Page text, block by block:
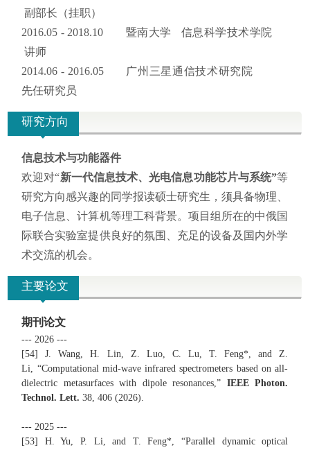
副部长（挂职）
2016.05 - 2018.10 暨南大学 信息科学技术学院
讲师
2014.06 - 2016.05 广州三星通信技术研究院
先任研究员
研究方向
信息技术与功能器件
欢迎对“新一代信息技术、光电信息功能芯片与系统”等
研究方向感兴趣的同学报读硕士研究生，须具备物理、
电子信息、计算机等理工科背景。项目组所在的中俄国
际联合实验室提供良好的氛围、充足的设备及国内外学
术交流的机会。
主要论文
期刊论文
--- 2026 ---
[54] J. Wang, H. Lin, Z. Luo, C. Lu, T. Feng*, and Z.
Li, “Computational mid-wave infrared spectrometers based on all-
dielectric metasurfaces with dipole resonances,” IEEE Photon.
Technol. Lett. 38, 406 (2026).
--- 2025 ---
[53] H. Yu, P. Li, and T. Feng*,“Parallel dynamic optical